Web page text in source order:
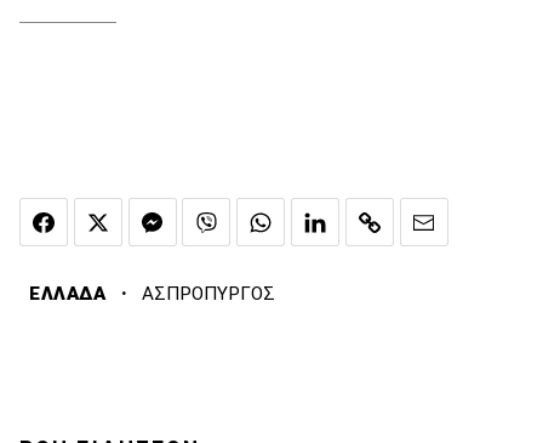
ΕΛΛΑΔΑ · ΑΣΠΡΟΠΥΡΓΟΣ